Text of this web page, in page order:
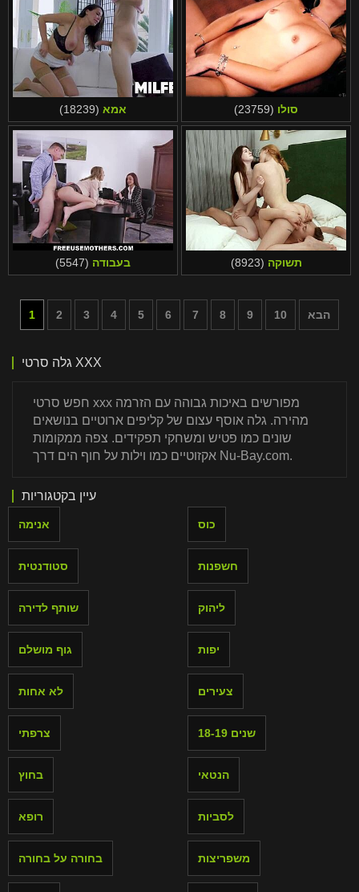
אמא (18239) סולו (23759)
בעבודה (5547) תשוקה (8923)
1 2 3 4 5 6 7 8 9 10 הבא
גלה סרטי XXX
חפש סרטי xxx מפורשים באיכות גבוהה עם הזרמה
מהירה. גלה אוסף עצום של קליפים ארוטיים בנושאים
שונים כמו פטיש ומשחקי תפקידים. צפה ממקומות
אקזוטיים כמו וילות על חוף הים דרך Nu-Bay.com.
עיין בקטגוריות
אנימה
סטודנטית
שותף לדירה
גוף מושלם
לא אחות
צרפתי
בחוץ
רופא
בחורה על בחורה
כוס
חשפנות
ליהוק
יפות
צעירים
18-19 שנים
הנטאי
לסביות
משפריצות